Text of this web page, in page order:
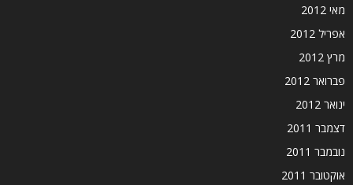
מאי 2012
אפריל 2012
מרץ 2012
פברואר 2012
ינואר 2012
דצמבר 2011
נובמבר 2011
אוקטובר 2011